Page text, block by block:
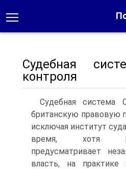
Судебная
контроля
Судебная система
британскую правовую
исключая институт
время, хотя
предусматривает
власть, на практике